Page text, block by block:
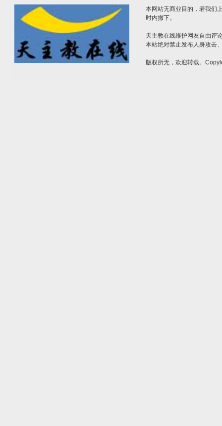
本网站无商业目的，若我们
时内撤下。
天主教在线维护网友自由评
本站绝对禁止发布人身攻击
版权所无，欢迎转载。